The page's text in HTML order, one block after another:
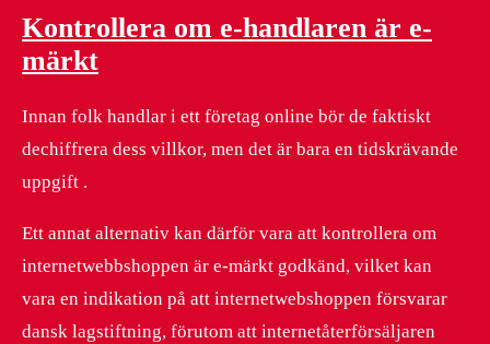
Kontrollera om e-handlaren är e-
märkt
Innan folk handlar i ett företag online bör de faktiskt
dechiffrera dess villkor, men det är bara en tidskrävande
uppgift .
Ett annat alternativ kan därför vara att kontrollera om
internetwebbshoppen är e-märkt godkänd, vilket kan
vara en indikation på att internetwebshoppen försvarar
dansk lagstiftning, förutom att internetåterförsäljaren